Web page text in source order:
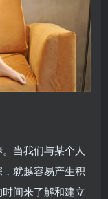
当我们与某个人
就越容易产生积
间来了解和建立